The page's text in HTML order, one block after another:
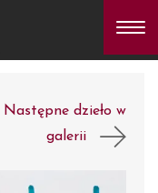
Następne dzieło w
galerii